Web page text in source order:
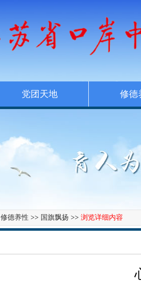
党团天地 修德
修德养性 >> 国旗飘扬 >> 浏览详细内容